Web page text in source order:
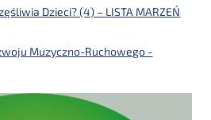
Dzieci? (4) – LISTA MARZEŃ
Muzyczno-Ruchowego -